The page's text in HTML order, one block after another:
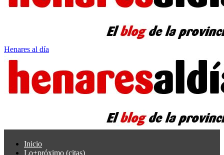
Henares al día
Inicio
Lo+próximo (citas)